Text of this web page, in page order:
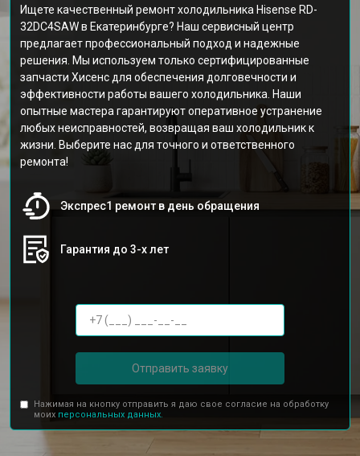
Ищете качественный ремонт холодильника Hisense RD-
32DC4SAW в Екатеринбурге? Наш сервисный центр
предлагает профессиональный подход и надежные
решения. Мы используем только сертифицированные
запчасти Хисенс для обеспечения долговечности и
эффективности работы вашего холодильника. Наши
опытные мастера гарантируют оперативное устранение
любых неисправностей, возвращая ваш холодильник к
жизни. Выберите нас для точного и ответственного
ремонта!
Экспрес1 ремонт в день обращения
Гарантия до 3-х лет
Отправить заявку
Нажимая на кнопку отправить я даю свое согласие на обработку
моих персональных данных.